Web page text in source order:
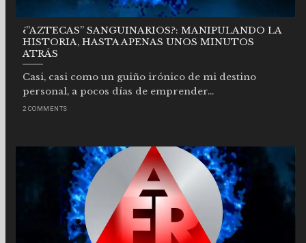
¿”AZTECAS” SANGUINARIOS?: MANIPULANDO LA
HISTORIA, HASTA APENAS UNOS MINUTOS
ATRÁS
Casi, casi como un guiño irónico de mi destino
personal, a pocos días de emprender...
2 COMMENTS